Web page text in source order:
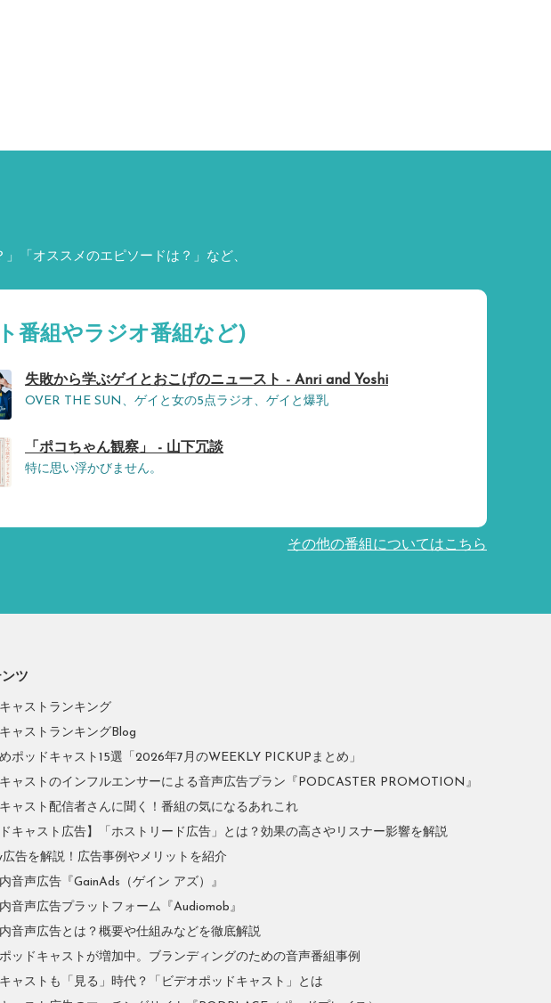
「オススメのエピソードは？」など、
番組やラジオ番組など)
失敗から学ぶゲイとおこげのニュースト - Anri and Yoshi
OVER THE SUN、ゲイと女の5点ラジオ、ゲイと爆乳
「ポコちゃん観察」 - 山下冗談
特に思い浮かびません。
その他の番組についてはこちら
ツ
ャストランキング
ャストランキングBlog
ポッドキャスト15選「2026年7月のWEEKLY PICKUPまとめ」
ャストのインフルエンサーによる音声広告プラン『PODCASTER PROMOTION』
ャスト配信者さんに聞く！番組の気になるあれこれ
ドキャスト広告】「ホストリード広告」とは？効果の高さやリスナー影響を解説
告を解説！広告事例やメリットを紹介
音声広告『GainAds（ゲイン アズ）』
音声広告プラットフォーム『Audiomob』
音声広告とは？概要や仕組みなどを徹底解説
ッドキャストが増加中。ブランディングのための音声番組事例
ャストも「見る」時代？「ビデオポッドキャスト」とは